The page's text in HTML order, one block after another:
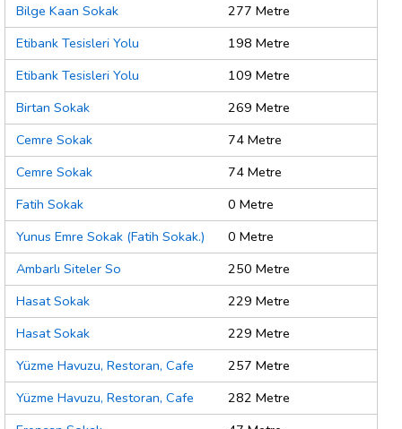
Bilge Kaan Sokak
277 Metre
Etibank Tesisleri Yolu
198 Metre
Etibank Tesisleri Yolu
109 Metre
Birtan Sokak
269 Metre
Cemre Sokak
74 Metre
Cemre Sokak
74 Metre
Fatih Sokak
0 Metre
Yunus Emre Sokak (Fatih Sokak.)
0 Metre
Ambarlı Siteler So
250 Metre
Hasat Sokak
229 Metre
Hasat Sokak
229 Metre
Yüzme Havuzu, Restoran, Cafe
257 Metre
Yüzme Havuzu, Restoran, Cafe
282 Metre